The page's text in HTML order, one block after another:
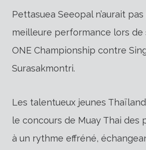
Pettasuea Seeopal n’aurait pas
meilleure performance lors de
ONE Championship contre
Surasakmontri.
Les talentueux jeunes
le concours de Muay Thai des
à un rythme effréné,